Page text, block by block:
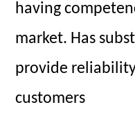
having
market. Has
provide
customers